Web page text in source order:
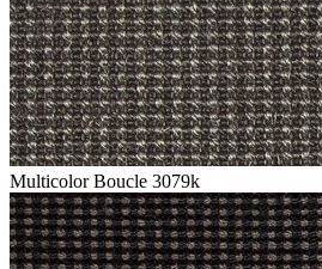
Multicolor Boucle 3079k